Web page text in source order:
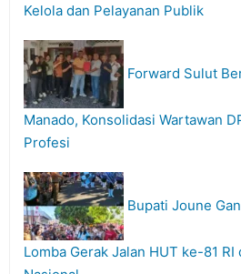
Kelola dan Pelayanan Publik
Forward Sulut
Manado, Konsolidasi Wartawan
Profesi
Bupati Joune
Lomba Gerak Jalan HUT ke-81